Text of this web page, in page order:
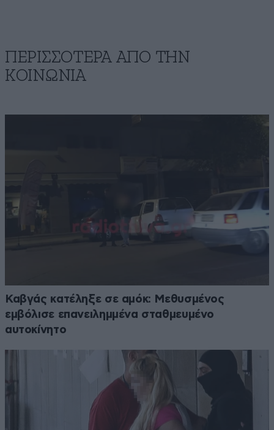
ΠΕΡΙΣΣΟΤΕΡΑ ΑΠΟ ΤΗΝ
ΚΟΙΝΩΝΙΑ
Καβγάς κατέληξε σε αμόκ: Μεθυσμένος
εμβόλισε επανειλημμένα σταθμευμένο
αυτοκίνητο